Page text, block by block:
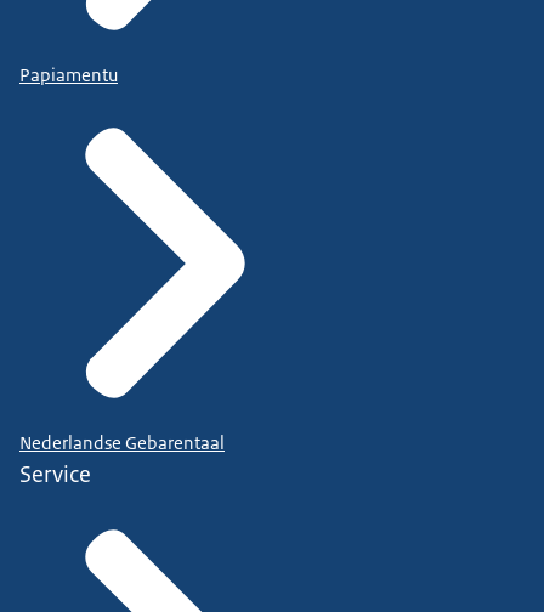
Papiamentu
Nederlandse Gebarentaal
Service